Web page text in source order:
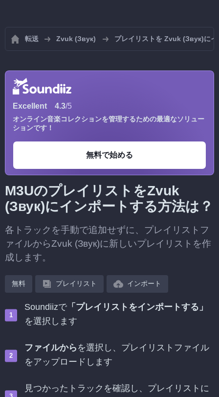
転送 Zvuk (Звук) プレイリストを Zvuk (Звук)にイ
Excellent 4.3/5
オンライン音楽コレクションを管理するための最適なソリュー
ションです！
無料で始める
M3UのプレイリストをZvuk
(Звук)にインポートする方法は？
各トラックを手動で追加せずに、プレイリストフ
ァイルからZvuk (Звук)に新しいプレイリストを作
成します。
無料 プレイリスト インポート
Soundiizで「プレイリストをインポートする」
を選択します
ファイルから を選択し、プレイリストファイル
をアップロードします
見つかったトラックを確認し、プレイリストに